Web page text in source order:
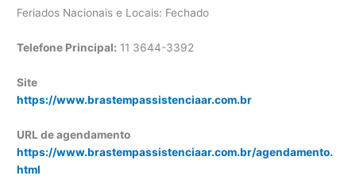
Feriados Nacionais e Locais: Fechado
Telefone Principal: 11 3644-3392
Site
https://www.brastempassistenciaar.com.br
URL de agendamento
https://www.brastempassistenciaar.com.br/agendamento.
html